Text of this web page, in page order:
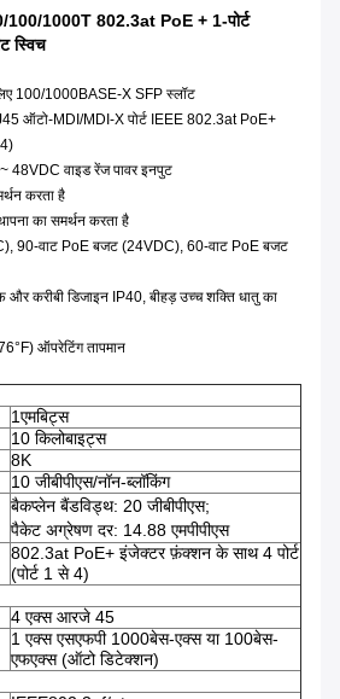
100/1000T 802.3at PoE + 1-पोर्ट
स्विच
100/1000BASE-X SFP स्लॉट
ऑटो-MDI/MDI-X पोर्ट IEEE 802.3at PoE+
48VDC वाइड रेंज पावर इनपुट
करता है
का समर्थन करता है
90-वाट PoE बजट (24VDC), 60-वाट PoE बजट
और करीबी डिजाइन IP40, बीहड़ उच्च शक्ति धातु का
ऑपरेटिंग तापमान
1एमबिट्स
10 किलोबाइट्स
8K
10 जीबीपीएस/नॉन-ब्लॉकिंग
बैकप्लेन बैंडविड्थ: 20 जीबीपीएस;
पैकेट अग्रेषण दर: 14.88 एमपीपीएस
802.3at PoE+ इंजेक्टर फ़ंक्शन के साथ 4 पोर्ट
(पोर्ट 1 से 4)
4 एक्स आरजे 45
1 एक्स एसएफपी 1000बेस-एक्स या 100बेस-
एफएक्स (ऑटो डिटेक्शन)